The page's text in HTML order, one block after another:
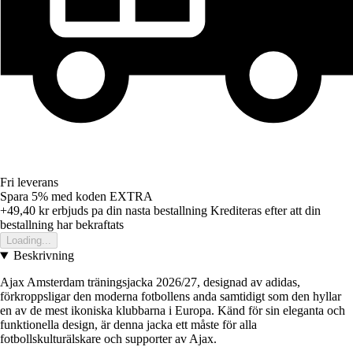
Fri leverans
Spara 5% med koden EXTRA
+49,40 krerbjuds pa din nasta bestallning Krediteras efter att din
bestallning har bekraftats
Loading...
Beskrivning
Ajax Amsterdam träningsjacka 2026/27, designad av adidas,
förkroppsligar den moderna fotbollens anda samtidigt som den hyllar
en av de mest ikoniska klubbarna i Europa. Känd för sin eleganta och
funktionella design, är denna jacka ett måste för alla
fotbollskulturälskare och supporter av Ajax.